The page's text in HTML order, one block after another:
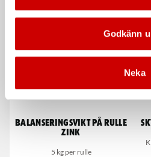
Godkänn
Neka
Balanseringsvikt på rulle
zink
5 kg per rulle